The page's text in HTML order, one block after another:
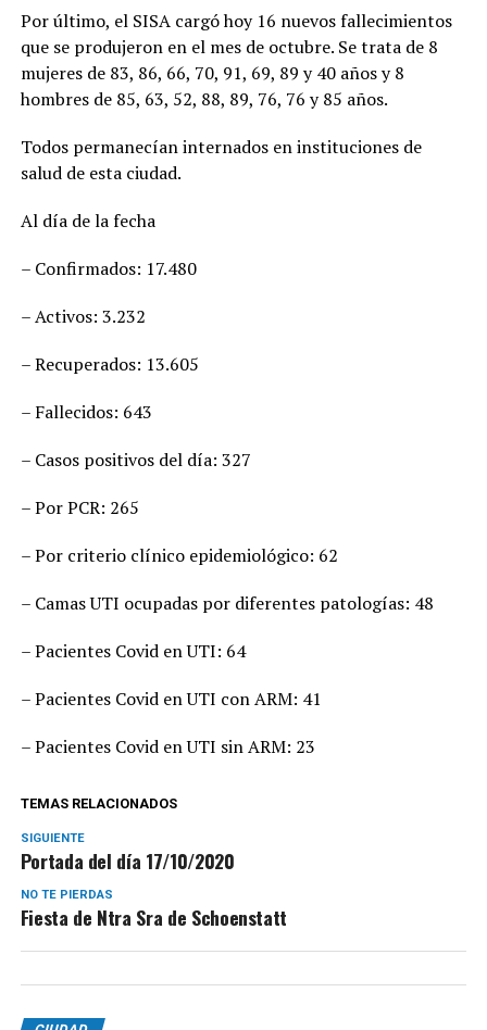
Por último, el SISA cargó hoy 16 nuevos fallecimientos
que se produjeron en el mes de octubre. Se trata de 8
mujeres de 83, 86, 66, 70, 91, 69, 89 y 40 años y 8
hombres de 85, 63, 52, 88, 89, 76, 76 y 85 años.
Todos permanecían internados en instituciones de
salud de esta ciudad.
Al día de la fecha
– Confirmados: 17.480
– Activos: 3.232
– Recuperados: 13.605
– Fallecidos: 643
– Casos positivos del día: 327
– Por PCR: 265
– Por criterio clínico epidemiológico: 62
– Camas UTI ocupadas por diferentes patologías: 48
– Pacientes Covid en UTI: 64
– Pacientes Covid en UTI con ARM: 41
– Pacientes Covid en UTI sin ARM: 23
TEMAS RELACIONADOS
SIGUIENTE
Portada del día 17/10/2020
NO TE PIERDAS
Fiesta de Ntra Sra de Schoenstatt